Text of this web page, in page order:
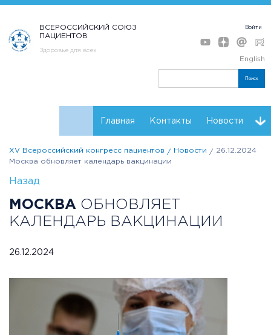
ВСЕРОССИЙСКИЙ СОЮЗ
ПАЦИЕНТОВ
Здоровье для всех
Войти
English
Поиск
Главная Контакты Новости
Программа Мнения Тренинг форсайт
Партнеры Конгресса
XV Всероссийский конгресс пациентов Новости
26.12.2024
Москва обновляет календарь вакцинации
Назад
МОСКВА ОБНОВЛЯЕТ
КАЛЕНДАРЬ ВАКЦИНАЦИИ
26.12.2024